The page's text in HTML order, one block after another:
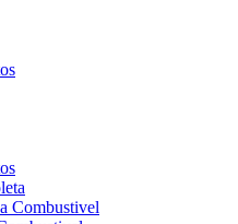
Combustivel